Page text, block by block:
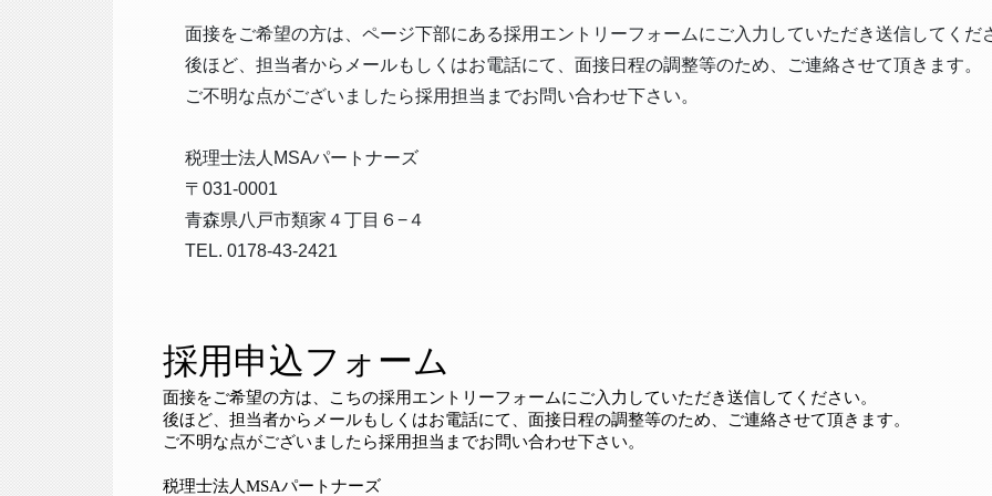
面接をご希望の方は、ページ下部にある採用エントリーフォームにご入力していただき送信してくだ
後ほど、担当者からメールもしくはお電話にて、面接日程の調整等のため、ご連絡させて頂きます。
ご不明な点がございましたら採用担当までお問い合わせ下さい。
税理士法人MSAパートナーズ
〒031-0001
青森県八戸市類家４丁目６−４
TEL. 0178-43-2421